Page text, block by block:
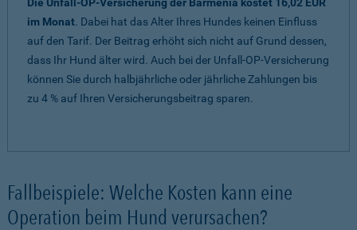
im Monat. Dabei hat das Alter Ihres Hundes keinen Einfluss
auf den Tarif. Der Beitrag erhöht sich nicht auf Grund dessen,
dass Ihr Hund älter wird. Auch bei der Unfall-OP-Versicherung
können Sie durch halbjährliche oder jährliche Zahlungen bis
zu 4 % auf Ihren Versicherungsbeitrag sparen.
Fallbeispiele: Welche Kosten kann eine
Operation beim Hund verursachen?